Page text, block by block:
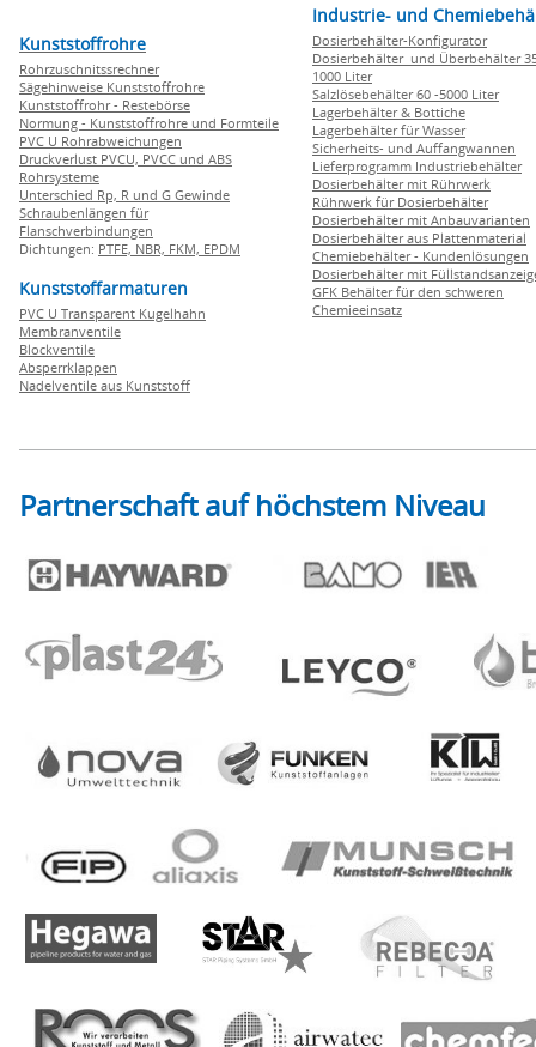
Kunststoffrohre
Rohrzuschnitssrechner
Sägehinweise Kunststoffrohre
Kunststoffrohr - Restebörse
Normung - Kunststoffrohre und Formteile
PVC U Rohrabweichungen
Druckverlust PVCU, PVCC und ABS
Rohrsysteme
Unterschied Rp, R und G Gewinde
Schraubenlängen für
Flanschverbindungen
Dichtungen: PTFE, NBR, FKM, EPDM
Kunststoffarmaturen
PVC U Transparent Kugelhahn
Membranventile
Blockventile
Absperrklappen
Nadelventile aus Kunststoff
Industrie- und
Dosierbehälter-Konfigurator
Dosierbehälter und Überbehälter
1000 Liter
Salzlösebehälter 60 -5000 Liter
Lagerbehälter & Bottiche
Lagerbehälter für Wasser
Sicherheits- und Auffangwannen
Lieferprogramm Industriebehälter
Dosierbehälter mit Rührwerk
Rührwerk für Dosierbehälter
Dosierbehälter mit Anbauvarianten
Dosierbehälter aus Plattenmaterial
Chemiebehälter - Kundenlösungen
Dosierbehälter mit
GFK Behälter für den schweren
Chemieeinsatz
Partnerschaft auf höchstem Niveau